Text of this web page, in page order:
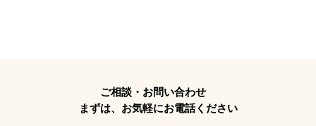
ご相談・お問い合わせ
まずは、お気軽にお電話ください